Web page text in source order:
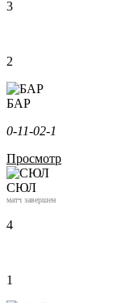
3
2
БАР
0-11-02-1
Просмотр
СЮЛ
матч завершен
4
1